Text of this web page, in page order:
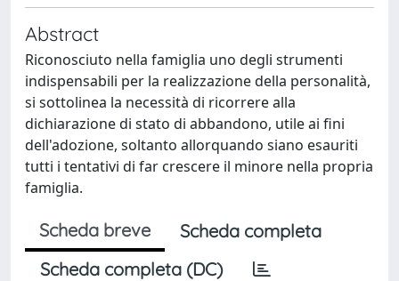
Abstract
Riconosciuto nella famiglia uno degli strumenti
indispensabili per la realizzazione della personalità,
si sottolinea la necessità di ricorrere alla
dichiarazione di stato di abbandono, utile ai fini
dell'adozione, soltanto allorquando siano esauriti
tutti i tentativi di far crescere il minore nella propria
famiglia.
Scheda breve
Scheda completa
Scheda completa (DC)